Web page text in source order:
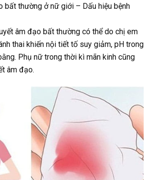
bất thường ở nữ giới – Dấu hiệu bệnh
âm đạo bất thường có thể do chị em
thai khiến nội tiết tố suy giảm, pH trong
Phụ nữ trong thời kì mãn kinh cũng
âm đạo.